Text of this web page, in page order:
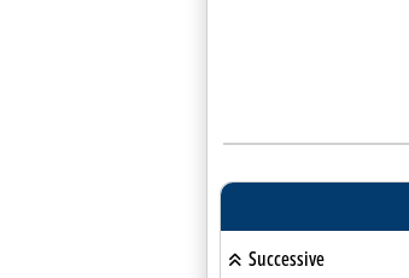
Successive